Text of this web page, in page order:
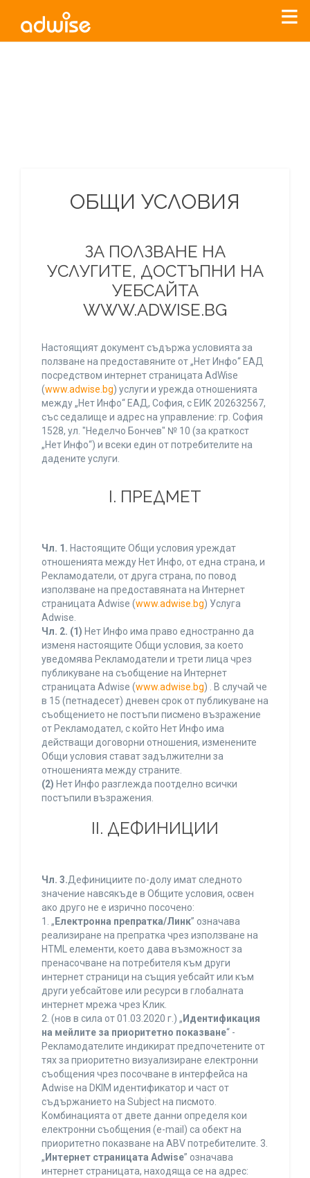
ОБЩИ УСЛОВИЯ
ЗА ПОЛЗВАНЕ НА
УСЛУГИТЕ, ДОСТЪПНИ НА
УЕБСАЙТА
WWW.ADWISE.BG
Настоящият документ съдържа условията за
ползване на предоставяните от „Нет Инфо“ ЕАД
посредством интернет страницата AdWise
(www.adwise.bg) услуги и урежда отношенията
между „Нет Инфо“ ЕАД, София, с ЕИК 202632567,
със седалище и адрес на управление: гр. София
1528, ул. "Неделчо Бончев" № 10 (за краткост
„Нет Инфо“) и всеки един от потребителите на
дадените услуги.
І. ПРЕДМЕТ
Чл. 1. Настоящите Общи условия уреждат
отношенията между Нет Инфо, от една страна, и
Рекламодатели, от друга страна, по повод
използване на предоставяната на Интернет
страницата Adwise (www.adwise.bg) Услуга
Adwise.
Чл. 2. (1) Нет Инфо има право едностранно да
изменя настоящите Общи условия, за което
уведомява Рекламодатели и трети лица чрез
публикуване на съобщение на Интернет
страницата Adwise (www.adwise.bg) . В случай че
в 15 (петнадесет) дневен срок от публикуване на
съобщението не постъпи писмено възражение
от Рекламодател, с който Нет Инфо има
действащи договорни отношения, изменените
Общи условия стават задължителни за
отношенията между страните.
(2) Нет Инфо разглежда поотделно всички
постъпили възражения.
ІІ. ДЕФИНИЦИИ
Чл. 3.Дефинициите по-долу имат следното
значение навсякъде в Общите условия, освен
ако друго не е изрично посочено:
1. „ Електронна препратка/Линк” означава
реализиране на препратка чрез използване на
HTML елементи, което дава възможност за
пренасочване на потребителя към други
интернет страници на същия уебсайт или към
други уебсайтове или ресурси в глобалната
интернет мрежа чрез Клик.
2. (нов в сила от 01.03.2020 г.) „ Идентификация
на мейлите за приоритетно показване“ -
Рекламодателите индикират предпочетените от
тях за приоритетно визуализиране електронни
съобщения чрез посочване в интерфейса на
Adwise на DKIM идентификатор и част от
съдържанието на Subject на писмото.
Комбинацията от двете данни определя кои
електронни съобщения (e-mail) са обект на
приоритетно показване на ABV потребителите. 3.
„ Интернет страницата Adwise” означава
интернет страницата, находяща се на адрес: